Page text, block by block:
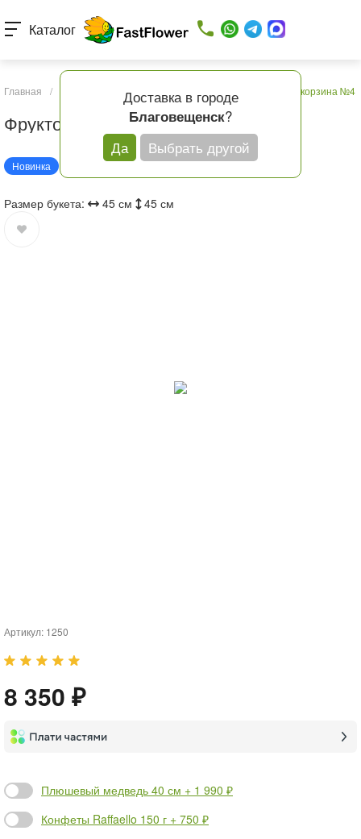
Доставка в городе
Благовещенск?
Да
Выбрать другой
Каталог
Главная / Каталог товаров Фруктовая корзина №4
Фруктовая корзина №4
Новинка
Размер букета: 45 см 45 см
Артикул: 1250
8 350 ₽
Плюшевый медведь 40 см + 1 990 ₽
Конфеты Raffaello 150 г + 750 ₽